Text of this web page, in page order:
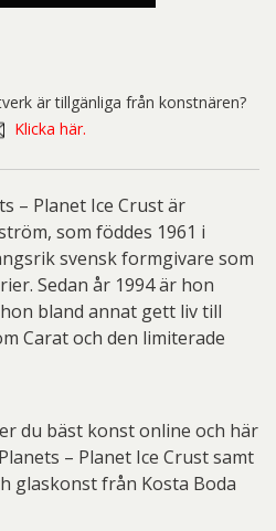
är tillgänliga från konstnären?
Klicka här.
– Planet Ice Crust är
som föddes 1961 i
svensk formgivare som
Sedan år 1994 är hon
bland annat gett liv till
Carat och den limiterade
du bäst konst online och här
– Planet Ice Crust samt
glaskonst från Kosta Boda